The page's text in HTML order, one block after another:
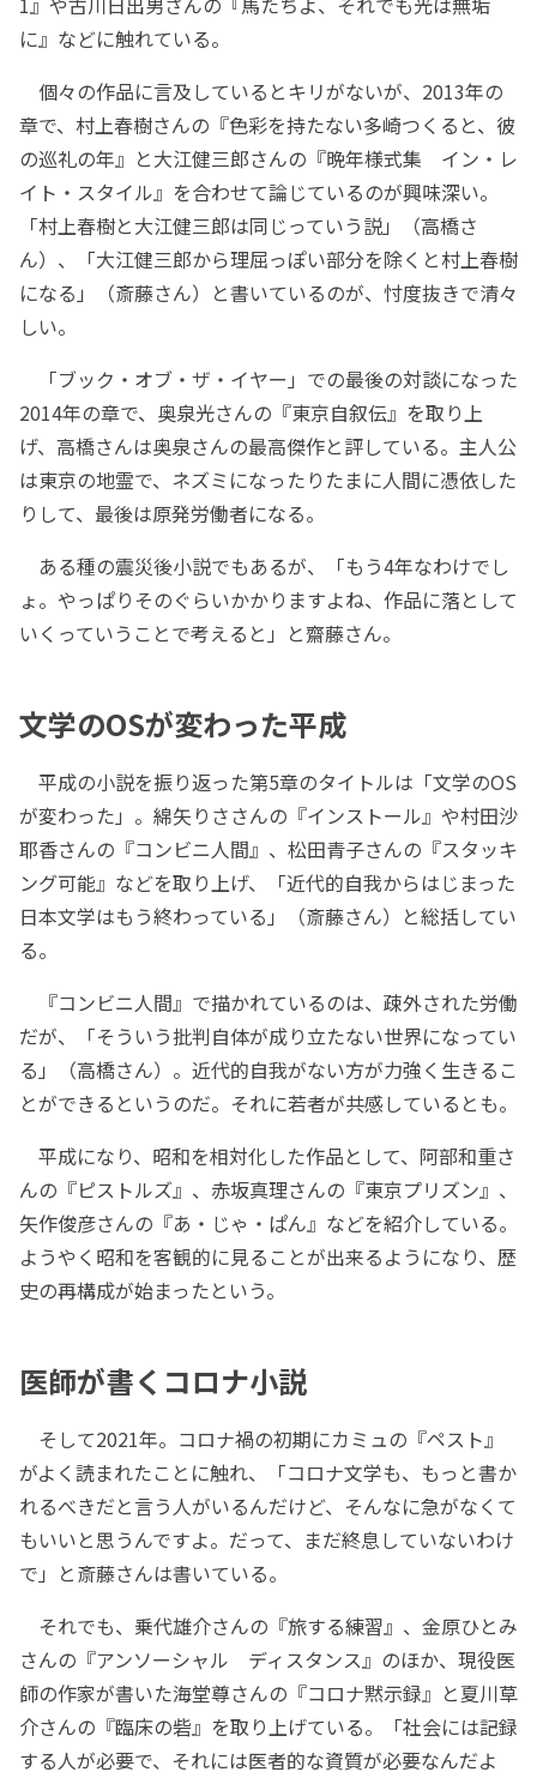
に』などに触れている。
個々の作品に言及しているとキリがないが、2013年の
章で、村上春樹さんの『色彩を持たない多崎つくると、彼
の巡礼の年』と大江健三郎さんの『晩年様式集 イン・レ
イト・スタイル』を合わせて論じているのが興味深い。
「村上春樹と大江健三郎は同じっていう説」（高橋さ
ん）、「大江健三郎から理屈っぽい部分を除くと村上春樹
になる」（斎藤さん）と書いているのが、忖度抜きで清々
しい。
「ブック・オブ・ザ・イヤー」での最後の対談になった
2014年の章で、奥泉光さんの『東京自叙伝』を取り上
げ、高橋さんは奥泉さんの最高傑作と評している。主人公
は東京の地霊で、ネズミになったりたまに人間に憑依した
りして、最後は原発労働者になる。
ある種の震災後小説でもあるが、「もう4年なわけでし
ょ。やっぱりそのぐらいかかりますよね、作品に落として
いくっていうことで考えると」と齋藤さん。
文学のOSが変わった平成
平成の小説を振り返った第5章のタイトルは「文学のOS
が変わった」。綿矢りささんの『インストール』や村田沙
耶香さんの『コンビニ人間』、松田青子さんの『スタッキ
ング可能』などを取り上げ、「近代的自我からはじまった
日本文学はもう終わっている」（斎藤さん）と総括してい
る。
『コンビニ人間』で描かれているのは、疎外された労働
だが、「そういう批判自体が成り立たない世界になってい
る」（高橋さん）。近代的自我がない方が力強く生きるこ
とができるというのだ。それに若者が共感しているとも。
平成になり、昭和を相対化した作品として、阿部和重さ
んの『ピストルズ』、赤坂真理さんの『東京プリズン』、
矢作俊彦さんの『あ・じゃ・ぱん』などを紹介している。
ようやく昭和を客観的に見ることが出来るようになり、歴
史の再構成が始まったという。
医師が書くコロナ小説
そして2021年。コロナ禍の初期にカミュの『ペスト』
がよく読まれたことに触れ、「コロナ文学も、もっと書か
れるべきだと言う人がいるんだけど、そんなに急がなくて
もいいと思うんですよ。だって、まだ終息していないわけ
で」と斎藤さんは書いている。
それでも、乗代雄介さんの『旅する練習』、金原ひとみ
さんの『アンソーシャル ディスタンス』のほか、現役医
師の作家が書いた海堂尊さんの『コロナ黙示録』と夏川草
介さんの『臨床の砦』を取り上げている。「社会には記録
する人が必要で、それには医者的な資質が必要なんだよ